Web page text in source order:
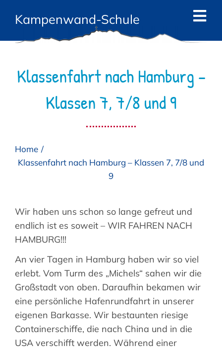
InhaltKampenwand-Schule
Start
News
Die Schule
Angebote
Kontakt
Suche
nach:
Klassenfahrt nach Hamburg –
Klassen 7, 7/8 und 9
Home
Klassenfahrt nach Hamburg – Klassen 7, 7/8 und
9
Wir haben uns schon so lange gefreut und
endlich ist es soweit – WIR FAHREN NACH
HAMBURG!!!
An vier Tagen in Hamburg haben wir so viel
erlebt. Vom Turm des „Michels“ sahen wir die
Großstadt von oben. Daraufhin bekamen wir
eine persönliche Hafenrundfahrt in unserer
eigenen Barkasse. Wir bestaunten riesige
Containerschiffe, die nach China und in die
USA verschifft werden. Während einer